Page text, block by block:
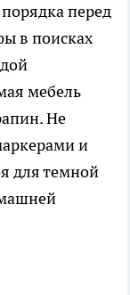
перед
в поисках
мебель
Не
и
для темной